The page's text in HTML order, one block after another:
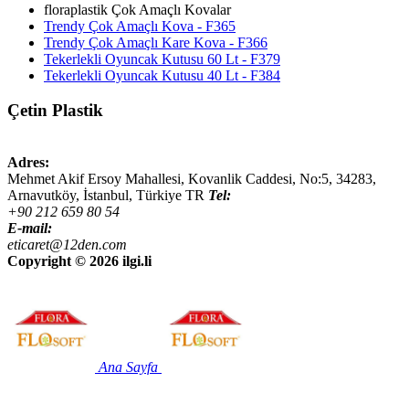
floraplastik Çok Amaçlı Kovalar
Trendy Çok Amaçlı Kova - F365
Trendy Çok Amaçlı Kare Kova - F366
Tekerlekli Oyuncak Kutusu 60 Lt - F379
Tekerlekli Oyuncak Kutusu 40 Lt - F384
Çetin Plastik
Adres:
Mehmet Akif Ersoy Mahallesi, Kovanlik Caddesi, No:5, 34283,
Arnavutköy, İstanbul, Türkiye TR Tel:
+90 212 659 80 54
E-mail:
eticaret@12den.com
Copyright © 2026 ilgi.li
Ana Sayfa